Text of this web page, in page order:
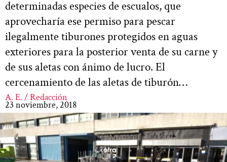
determinadas especies de escualos, que
aprovecharía ese permiso para pescar
ilegalmente tiburones protegidos en aguas
exteriores para la posterior venta de su carne y
de sus aletas con ánimo de lucro. El
cercenamiento de las aletas de tiburón…
A. E. / Redacción
23 noviembre, 2018